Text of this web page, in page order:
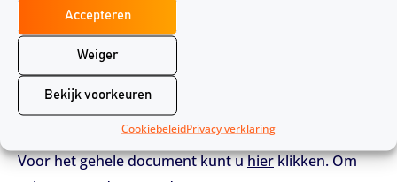
Accepteren
Weiger
Bekijk voorkeuren
CookiebeleidPrivacy verklaring
voorkomende reden hiervoor is ‘hinder’. Bij hinder
gaat het over geluidsoverlast, stank of het onthouden
van licht.
Dit waren een paar opvallende voorbeelden uit de
Barometer van Stichting Achmea Rechtsbijstand.
Voor het gehele document kunt uhierklikken. Om